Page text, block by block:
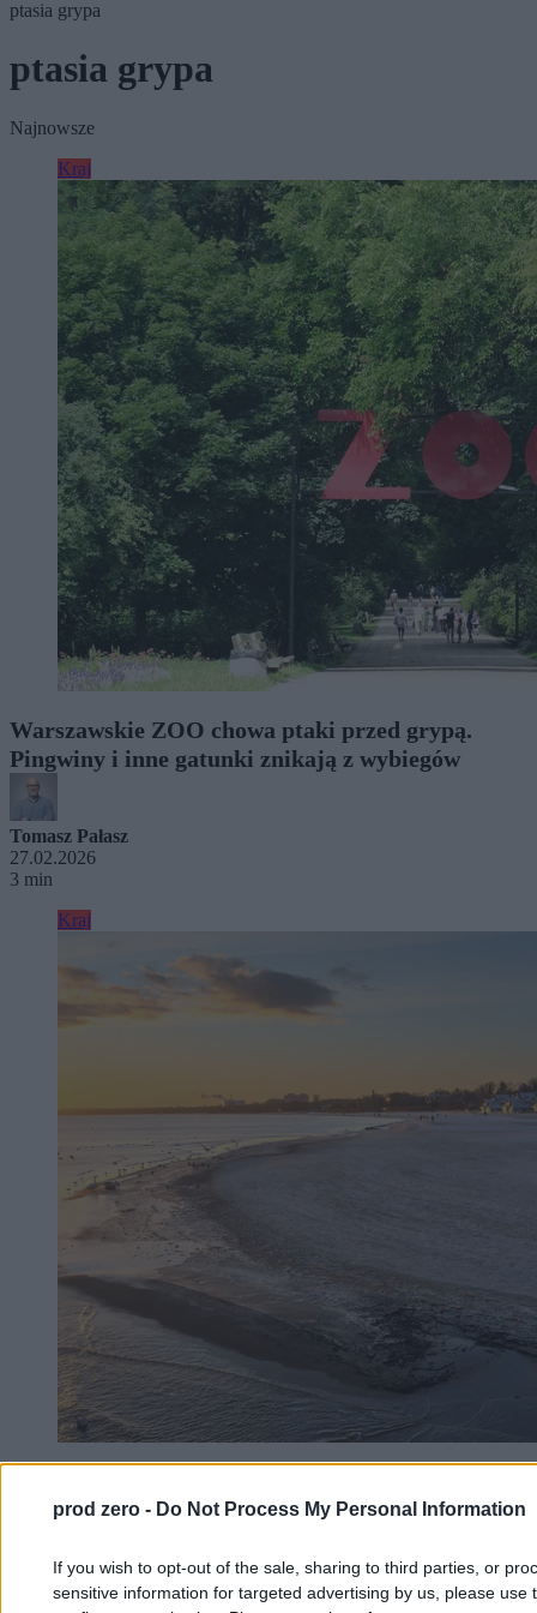
prod zero - Do Not Process My Personal Information
If you wish to opt-out of the sale, sharing to third parties, or
sensitive information for targeted advertising by us, please use
ptasia grypa
ptasia grypa
Najnowsze
Kraj
Warszawskie ZOO chowa ptaki przed grypą.
Pingwiny i inne gatunki znikają z wybiegów
Tomasz Pałasz
27.02.2026
3 min
Kraj
Trójmiasta przerażeni skutkami
Michał Cieciura
31.01.2026